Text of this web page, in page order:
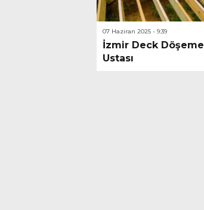
07 Haziran 2025 - 9:39
İzmir Deck Döşeme
Ustası